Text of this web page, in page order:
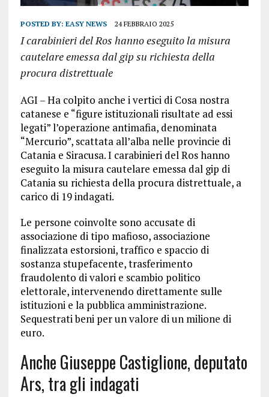
POSTED BY: EASY NEWS 24 FEBBRAIO 2025
I carabinieri del Ros hanno eseguito la misura
cautelare emessa dal gip su richiesta della
procura distrettuale
AGI – Ha colpito anche i vertici di Cosa nostra
catanese e “figure istituzionali risultate ad essi
legati” l’operazione antimafia, denominata
“Mercurio”, scattata all’alba nelle provincie di
Catania e Siracusa. I carabinieri del Ros hanno
eseguito la misura cautelare emessa dal gip di
Catania su richiesta della procura distrettuale, a
carico di 19 indagati.
Le persone coinvolte sono accusate di
associazione di tipo mafioso, associazione
finalizzata estorsioni, traffico e spaccio di
sostanza stupefacente, trasferimento
fraudolento di valori e scambio politico
elettorale, intervenendo direttamente sulle
istituzioni e la pubblica amministrazione.
Sequestrati beni per un valore di un milione di
euro.
Anche Giuseppe Castiglione, deputato
Ars, tra gli indagati